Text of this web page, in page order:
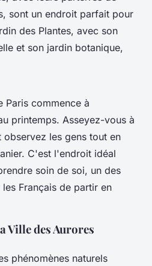
sont un endroit parfait pour
des Plantes, avec son
et son jardin botanique,
Paris commence à
printemps. Asseyez-vous à
observez les gens tout en
C'est l'endroit idéal
soin de soi, un des
Français de partir en
Ville des Aurores
phénomènes naturels